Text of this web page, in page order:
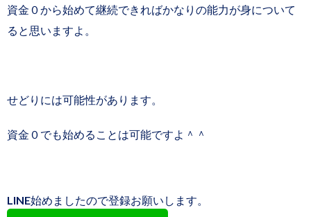
資金０から始めて継続できればかなりの能力が身について
ると思いますよ。
せどりには可能性があります。
資金０でも始めることは可能ですよ＾＾
LINE始めましたので登録お願いします。